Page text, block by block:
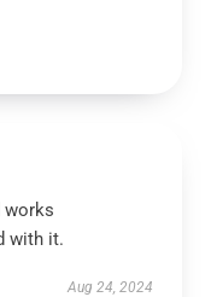
works
with it.
Aug 24, 2024